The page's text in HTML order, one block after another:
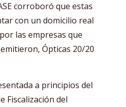
corroboró que estas
con un domicilio real
las empresas que
Ópticas 20/20
a principios del
Fiscalización del